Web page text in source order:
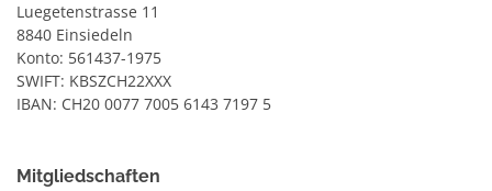
Luegetenstrasse 11
8840 Einsiedeln
Konto: 561437-1975
SWIFT: KBSZCH22XXX
IBAN: CH20 0077 7005 6143 7197 5
Mitgliedschaften